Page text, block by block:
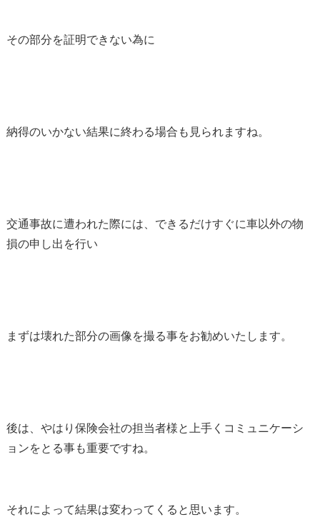
その部分を証明できない為に
納得のいかない結果に終わる場合も見られますね。
交通事故に遭われた際には、できるだけすぐに車以外の物
損の申し出を行い
まずは壊れた部分の画像を撮る事をお勧めいたします。
後は、やはり保険会社の担当者様と上手くコミュニケーシ
ョンをとる事も重要ですね。
それによって結果は変わってくると思います。